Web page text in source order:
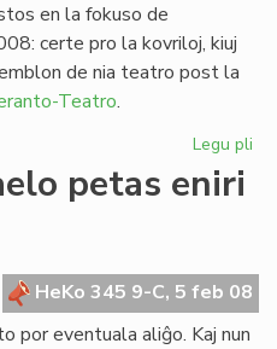
en la fokuso de
certe pro la kovriloj, kiuj
de nia teatro post la
Teatro.
Legu pli
de
petas eniri
HeKo 345 9-C, 5 feb 08
por eventuala aliĝo. Kaj nun